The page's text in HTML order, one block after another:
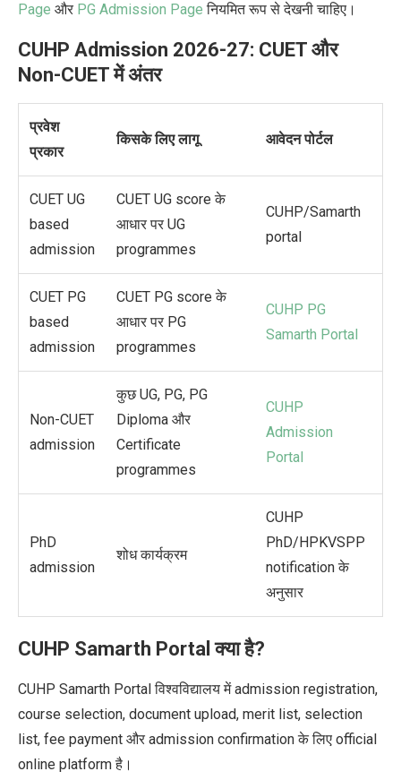
Page और PG Admission Page नियमित रूप से देखनी चाहिए।
CUHP Admission 2026-27: CUET और
Non-CUET में अंतर
प्रवेश
प्रकार
किसके लिए लागू आवेदन पोर्टल
CUET UG
based
admission
CUET UG score के
आधार पर UG
programmes
CUHP/Samarth
portal
CUET PG
based
admission
CUET PG score के
आधार पर PG
programmes
CUHP PG
Samarth Portal
Non-CUET
admission
कुछ UG, PG, PG
Diploma और
Certificate
programmes
CUHP
Admission
Portal
PhD
admission
शोध कार्यक्रम
CUHP
PhD/HPKVSPP
notification के
अनुसार
CUHP Samarth Portal क्या है?
CUHP Samarth Portal विश्वविद्यालय में admission registration,
course selection, document upload, merit list, selection
list, fee payment और admission confirmation के लिए official
online platform है।